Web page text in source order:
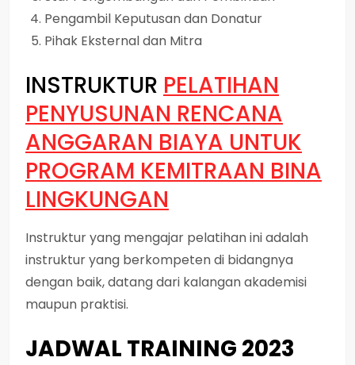
Pengambil Keputusan dan Donatur
Pihak Eksternal dan Mitra
INSTRUKTUR PELATIHAN
PENYUSUNAN RENCANA
ANGGARAN BIAYA UNTUK
PROGRAM KEMITRAAN BINA
LINGKUNGAN
Instruktur yang mengajar pelatihan ini adalah
instruktur yang berkompeten di bidangnya
dengan baik, datang dari kalangan akademisi
maupun praktisi.
JADWAL TRAINING 2023